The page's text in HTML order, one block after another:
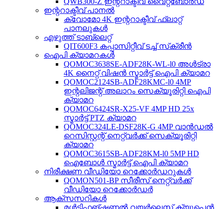
ഇന്ററാക്ടീവ് പാനൽ
ക്വോമോ 4K ഇന്ററാക്ടീവ് ഫ്ലാറ്റ്
പാനലുകൾ
എഴുത്ത് ടാബ്‌ലെറ്റ്
QIT600F3 കപ്പാസിറ്റീവ് ടച്ച് സ്‌ക്രീൻ
ഐപി ക്യാമറകൾ
QOMOC3638SE-ADF28K-WL-l0 ​​അൾട്രാ
4K നൈറ്റ് വിഷൻ സ്മാർട്ട് ഐപി ക്യാമറ
QOMOC2124SB-ADF28KMC-l0 4MP
ഇന്റലിജന്റ് അലാറം സെക്യൂരിറ്റി ഐപി
ക്യാമറ
QOMOC6424SR-X25-VF 4MP HD 25x
സ്മാർട്ട് PTZ ക്യാമറ
QOMOC324LE-DSF28K-G 4MP വാൻഡൽ
റെസിസ്റ്റന്റ് നെറ്റ്‌വർക്ക് സെക്യൂരിറ്റി
ക്യാമറ
QOMOC3615SB-ADF28KM-l0 5MP HD
ഐബോൾ സ്മാർട്ട് ഐപി ക്യാമറ
നിരീക്ഷണ വീഡിയോ റെക്കോർഡറുകൾ
QOMON501-BP സീരീസ് നെറ്റ്‌വർക്ക്
വീഡിയോ റെക്കോർഡർ
ആക്‌സസറികൾ
മൾട്ടിഫങ്ഷണൽ വയർലെസ് ക്യുപെൻ